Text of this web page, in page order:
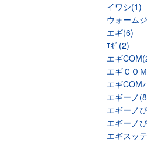
イワシ(1)
ウォーム
エギ(6)
ｴｷﾞ(2)
エギ
エギＣＯ
エギCOM
エギーノ
エギーノ
エギーノ
エギスッ